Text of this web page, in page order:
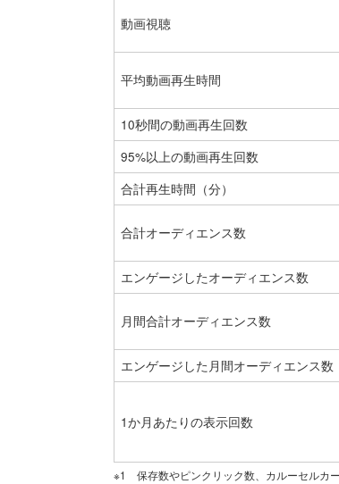
動画視聴
平均動画再生時間
10秒間の動画再生回数
95%以上の動画再生回数
合計再生時間（分）
合計オーディエンス数
エンゲージしたオーディエンス数
月間合計オーディエンス数
エンゲージした月間オーディエンス数
1か月あたりの表示回数
※1 保存数やピンクリック数、カルーセルカ